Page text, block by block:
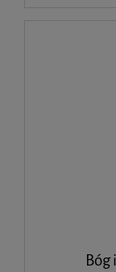
Bóg